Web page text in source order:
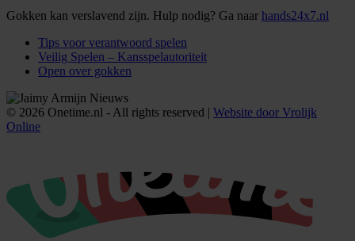
Gokken kan verslavend zijn. Hulp nodig? Ga naar hands24x7.nl
Tips voor verantwoord spelen
Veilig Spelen – Kansspelautoriteit
Open over gokken
© 2026 Onetime.nl - All rights reserved | Website door Vrolijk
Online